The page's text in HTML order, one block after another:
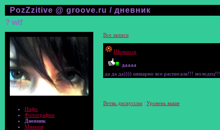
PozZzitive @ groove.ru / дневник
? wtf
Инфо
Фотографии
Дневник
Мнения
Все записи
Шиншила
даааа
да да да)))) шикарно все расписала!!!
Ветвь дискуссии | Уровень выше